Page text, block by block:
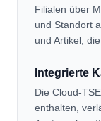
Filialen über
und Standort
und Artikel,
Integrierte
Die Cloud-
enthalten,